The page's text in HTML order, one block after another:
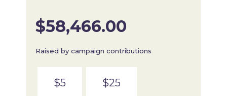
$58,466.00
Raised by campaign contributions
$5 $25